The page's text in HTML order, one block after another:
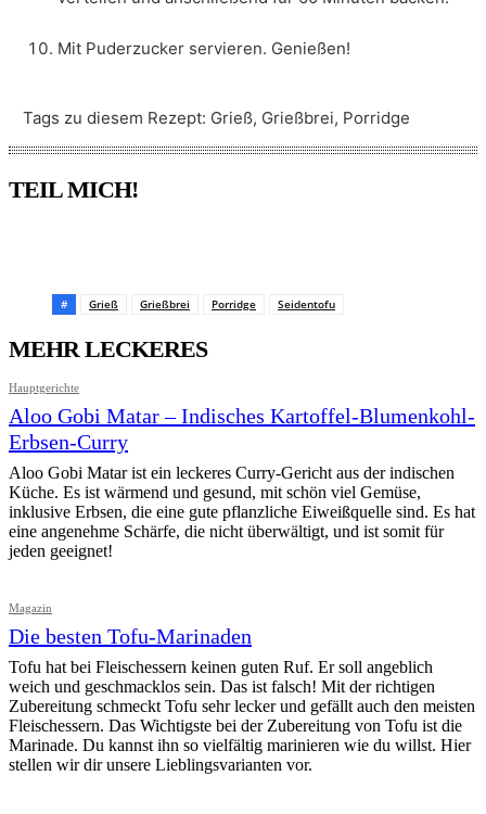
Mit Puderzucker servieren. Genießen!
Tags zu diesem Rezept: Grieß, Grießbrei, Porridge
TEIL MICH!
# Grieß Grießbrei Porridge Seidentofu
MEHR LECKERES
Hauptgerichte
Aloo Gobi Matar – Indisches Kartoffel-Blumenkohl-
Erbsen-Curry
Aloo Gobi Matar ist ein leckeres Curry-Gericht aus der indischen
Küche. Es ist wärmend und gesund, mit schön viel Gemüse,
inklusive Erbsen, die eine gute pflanzliche Eiweißquelle sind. Es hat
eine angenehme Schärfe, die nicht überwältigt, und ist somit für
jeden geeignet!
Magazin
Die besten Tofu-Marinaden
Tofu hat bei Fleischessern keinen guten Ruf. Er soll angeblich
weich und geschmacklos sein. Das ist falsch! Mit der richtigen
Zubereitung schmeckt Tofu sehr lecker und gefällt auch den meisten
Fleischessern. Das Wichtigste bei der Zubereitung von Tofu ist die
Marinade. Du kannst ihn so vielfältig marinieren wie du willst. Hier
stellen wir dir unsere Lieblingsvarianten vor.